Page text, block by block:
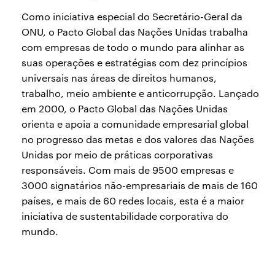
Como iniciativa especial do Secretário-Geral da
ONU, o Pacto Global das Nações Unidas trabalha
com empresas de todo o mundo para alinhar as
suas operações e estratégias com dez princípios
universais nas áreas de direitos humanos,
trabalho, meio ambiente e anticorrupção. Lançado
em 2000, o Pacto Global das Nações Unidas
orienta e apoia a comunidade empresarial global
no progresso das metas e dos valores das Nações
Unidas por meio de práticas corporativas
responsáveis. Com mais de 9500 empresas e
3000 signatários não-empresariais de mais de 160
países, e mais de 60 redes locais, esta é a maior
iniciativa de sustentabilidade corporativa do
mundo.